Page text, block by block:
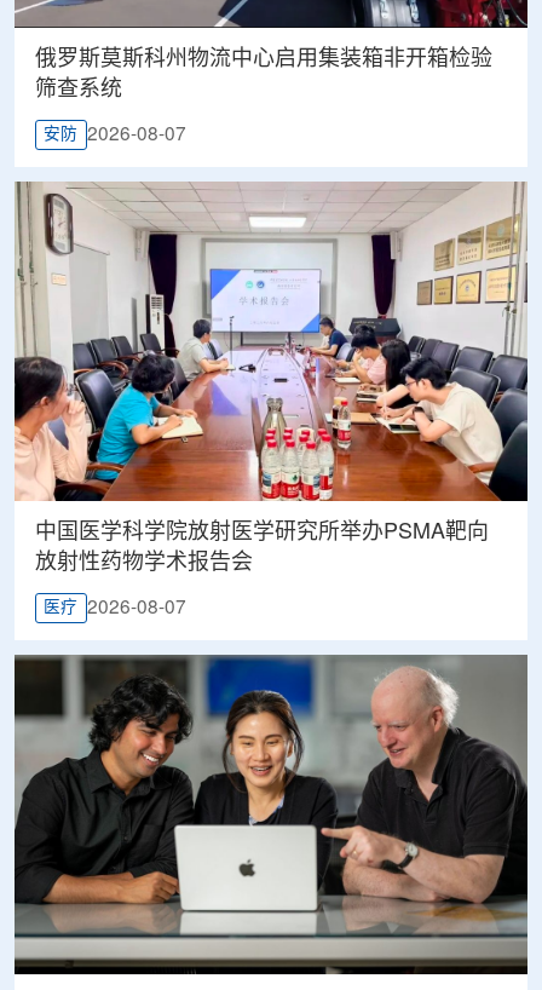
俄罗斯莫斯科州物流中心启用集装箱非开箱检验
筛查系统
安防 2026-08-07
中国医学科学院放射医学研究所举办PSMA靶向
放射性药物学术报告会
医疗 2026-08-07